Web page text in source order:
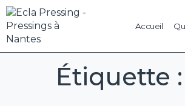
Accueil
Étiquette :